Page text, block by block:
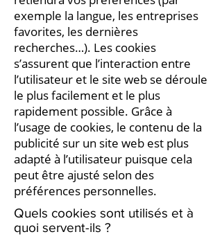
exemple la langue, les entreprises
favorites, les dernières
recherches…). Les cookies
s’assurent que l’interaction entre
l’utilisateur et le site web se déroule
le plus facilement et le plus
rapidement possible. Grâce à
l’usage de cookies, le contenu de la
publicité sur un site web est plus
adapté à l’utilisateur puisque cela
peut être ajusté selon des
préférences personnelles.
Quels cookies sont utilisés et à
quoi servent-ils ?